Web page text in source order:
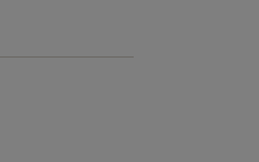
novo separador